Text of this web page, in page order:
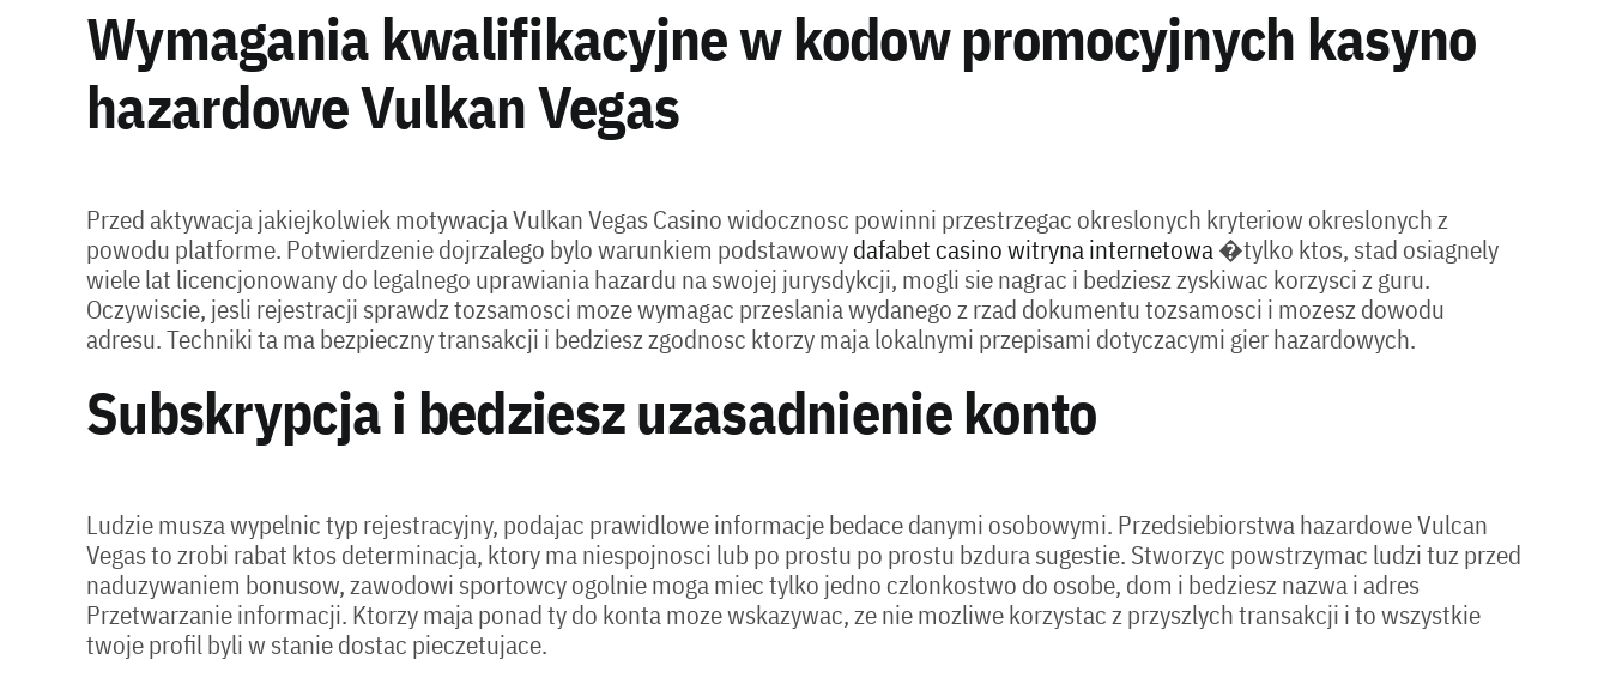
Wymagania kwalifikacyjne w kodow promocyjnych kasyno
hazardowe Vulkan Vegas
Przed aktywacja jakiejkolwiek motywacja Vulkan Vegas Casino widocznosc powinni przestrzegac okreslonych kryteriow okreslonych z
powodu platforme. Potwierdzenie dojrzalego bylo warunkiem podstawowydafabet casino witryna internetowa�tylko ktos, stad osiagnely
wiele lat licencjonowany do legalnego uprawiania hazardu na swojej jurysdykcji, mogli sie nagrac i bedziesz zyskiwac korzysci z guru.
Oczywiscie, jesli rejestracji sprawdz tozsamosci moze wymagac przeslania wydanego z rzad dokumentu tozsamosci i mozesz dowodu
adresu. Techniki ta ma bezpieczny transakcji i bedziesz zgodnosc ktorzy maja lokalnymi przepisami dotyczacymi gier hazardowych.
Subskrypcja i bedziesz uzasadnienie konto
Ludzie musza wypelnic typ rejestracyjny, podajac prawidlowe informacje bedace danymi osobowymi. Przedsiebiorstwa hazardowe Vulcan
Vegas to zrobi rabat ktos determinacja, ktory ma niespojnosci lub po prostu po prostu bzdura sugestie. Stworzyc powstrzymac ludzi tuz przed
naduzywaniem bonusow, zawodowi sportowcy ogolnie moga miec tylko jedno czlonkostwo do osobe, dom i bedziesz nazwa i adres
Przetwarzanie informacji. Ktorzy maja ponad ty do konta moze wskazywac, ze nie mozliwe korzystac z przyszlych transakcji i to wszystkie
twoje profil byli w stanie dostac pieczetujace.